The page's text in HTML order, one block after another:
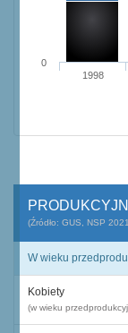
1998
0
(Źródło: GUS, NSP
W wieku
Kobiety
(w wieku